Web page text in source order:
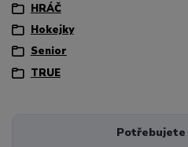
HRÁČ
Hokejky
Senior
TRUE